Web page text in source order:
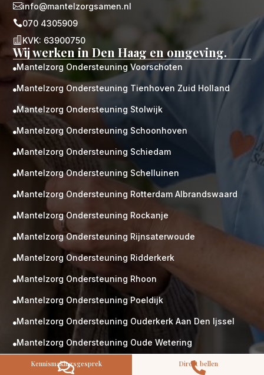
kennismaking?
Neem vrijblijvend contact op!
Zorg op maat
Persoonlijke zorgplan
Geen lange wachtlijsten
Altijd vertrouwde gezichten
Hoog gekwalificeerd
Kennismakingsgesprek
Contact opnemen
info@mantelzorgsamen.nl
070 4305909
 KVK: 63900750
Wij werken in Den Haag en omgeving.
 Mantelzorg Ondersteuning Voorschoten
 Mantelzorg Ondersteuning Tienhoven Zuid Holland
 Mantelzorg Ondersteuning Stolwijk
 Mantelzorg Ondersteuning Schoonhoven
 Mantelzorg Ondersteuning Schiedam
 Mantelzorg Ondersteuning Schelluinen
 Mantelzorg Ondersteuning Rotterdam Albrandswaard
 Mantelzorg Ondersteuning Rockanje
 Mantelzorg Ondersteuning Rijnsaterwoude
 Mantelzorg Ondersteuning Ridderkerk
 Mantelzorg Ondersteuning Rhoon
 Mantelzorg Ondersteuning Poeldijk
 Mantelzorg Ondersteuning Ouderkerk Aan Den Ijssel
 Mantelzorg Ondersteuning Oude Wetering
Mantelzorg Ondersteuning Numansdorp

Kennismakingsgesprek 
Direct bellen